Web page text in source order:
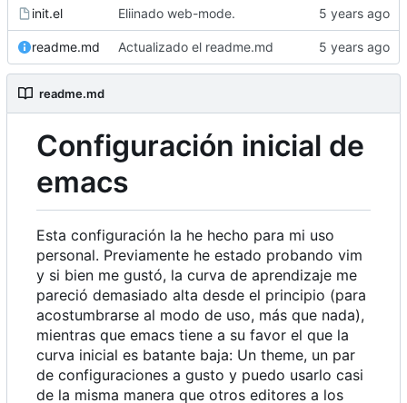
init.el Eliinado web-mode.
readme.md Actualizado el readme.md
readme.md
Configuración inicial de
emacs
Esta configuración la he hecho para mi uso
personal. Previamente he estado probando vim
y si bien me gustó, la curva de aprendizaje me
pareció demasiado alta desde el principio (para
acostumbrarse al modo de uso, más que nada),
mientras que emacs tiene a su favor el que la
curva inicial es batante baja: Un theme, un par
de configuraciones a gusto y puedo usarlo casi
de la misma manera que otros editores a los